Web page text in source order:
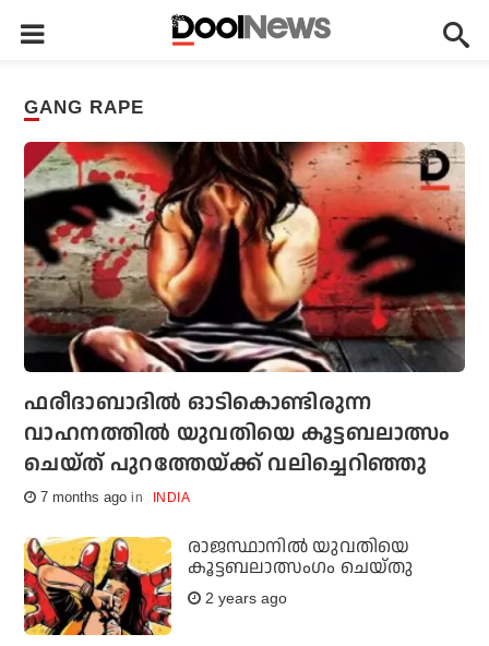
GANG RAPE
ഫരീദാബാദില്‍ ഓടികൊണ്ടിരുന്ന
വാഹനത്തില്‍ യുവതിയെ കൂട്ടബലാത്സം
ചെയ്ത് പുറത്തേയ്ക്ക് വലിച്ചെറിഞ്ഞു
7 months ago INDIA
രാജസ്ഥാനിൽ യുവതിയെ
കൂട്ടബലാത്സംഗം ചെയ്തു
2 years ago